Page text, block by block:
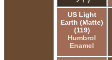
US Light
Earth (Matte)
(119)
Humbrol
Enamel